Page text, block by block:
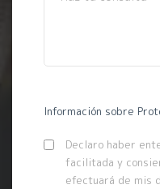
Información sobre
Declaro haber
facilitada y
efectuará de mis